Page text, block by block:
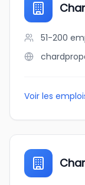
51-200
Voir les